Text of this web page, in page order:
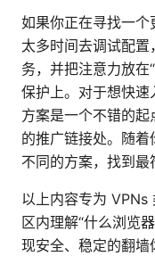
如果你正在寻找一
太多时间去调试配
务，并把注意力放在
保护上。对于想快
方案是一个不错的
的推广链接处。随
不同的方案，找到最
以上内容专为 VPNs
区内理解“什么浏览
现安全、稳定的翻